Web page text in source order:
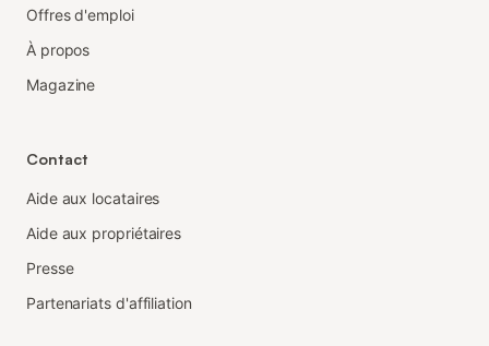
Offres d'emploi
À propos
Magazine
Contact
Aide aux locataires
Aide aux propriétaires
Presse
Partenariats d'affiliation